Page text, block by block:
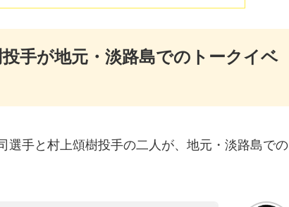
手が地元・淡路島でのトークイベ
選手と村上頌樹投手の二人が、地元・淡路島での